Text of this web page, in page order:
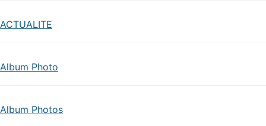
ACTUALITE
Album Photo
Album Photos